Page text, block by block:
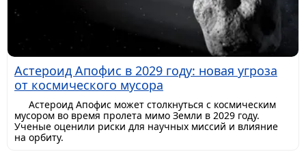
Астероид Апофис в 2029 году: новая угроза
от космического мусора
Астероид Апофис может столкнуться с космическим
мусором во время пролета мимо Земли в 2029 году.
Ученые оценили риски для научных миссий и влияние
на орбиту.